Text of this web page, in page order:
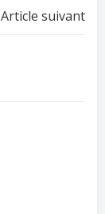
Article suivant